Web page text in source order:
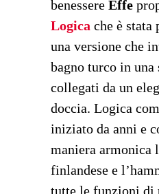
benessere Effe
Logica che è stata
una versione che
bagno turco in una
collegati da un
doccia. Logica
iniziato da anni e
maniera armonica
finlandese e l’
tutte le funzioni di